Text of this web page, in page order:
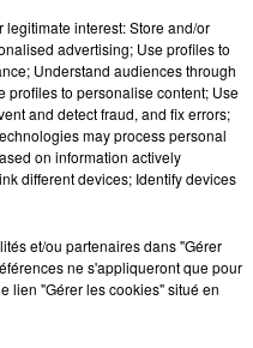
de
"stade
un
une
celle
avec
de
interest: Store and/or
advertising; Use profiles to
Understand audiences through
profiles to personalise content; Use
and detect fraud, and fix errors;
may process personal
on information actively
different devices; Identify devices
et/ou partenaires dans "Gérer
ne s'appliqueront que pour
lien "Gérer les cookies" situé en